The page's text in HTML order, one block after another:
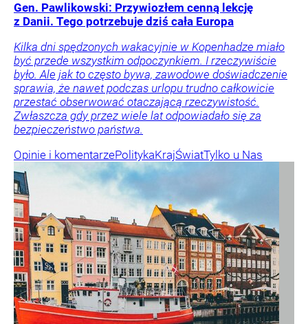
Gen. Pawlikowski: Przywiozłem cenną lekcję
z Danii. Tego potrzebuje dziś cała Europa
Kilka dni spędzonych wakacyjnie w Kopenhadze miało
być przede wszystkim odpoczynkiem. I rzeczywiście
było. Ale jak to często bywa, zawodowe doświadczenie
sprawia, że nawet podczas urlopu trudno całkowicie
przestać obserwować otaczającą rzeczywistość.
Zwłaszcza gdy przez wiele lat odpowiadało się za
bezpieczeństwo państwa.
Opinie i komentarzePolitykaKrajŚwiatTylko u Nas